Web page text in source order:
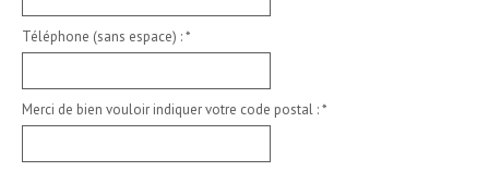
Téléphone (sans espace) :*
Merci de bien vouloir indiquer votre code postal :*